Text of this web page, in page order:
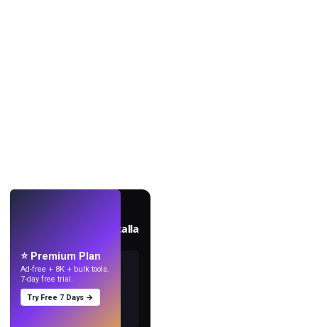
Crea fondos de pantalla
⭐ Premium Plan
Ad-free + 8K + bulk tools.
7-day free trial.
Try Free 7 Days →